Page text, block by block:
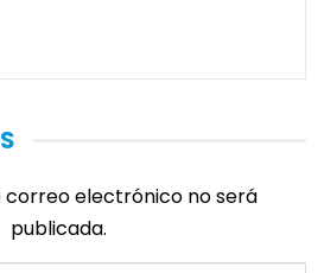
correo electrónico no será
publicada.